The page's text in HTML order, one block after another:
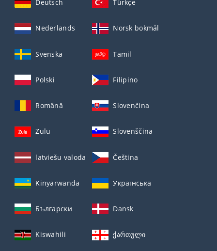
Deutsch Türkçe
Nederlands Norsk bokmål
Svenska Tamil
Polski Filipino
Română Slovenčina
Zulu Slovenščina
latviešu valoda Čeština
Kinyarwanda Українська
Български Dansk
Kiswahili ქართული